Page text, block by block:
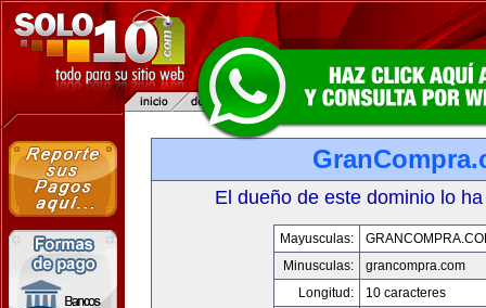
El dueño de este dominio lo
Mayusculas:
Minusculas:
grancompra.com
Longitud:
10 caracteres